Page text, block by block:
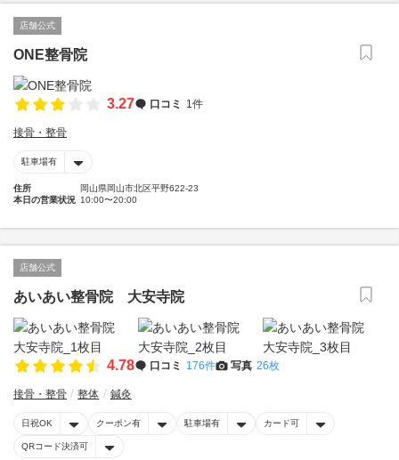
店舗公式
ONE整骨院
3.27 口コミ 1件
接骨・整骨
駐車場有
住所
岡山県岡山市北区平野622-23
本日の営業状況 10:00〜20:00
店舗公式
あいあい整骨院 大安寺院
4.78 口コミ 176件 写真 26枚
接骨・整骨 整体 鍼灸
日祝OK クーポン有 駐車場有 カード可
QRコード決済可